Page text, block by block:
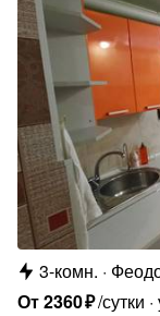
3-комн.
От2360₽/сутки